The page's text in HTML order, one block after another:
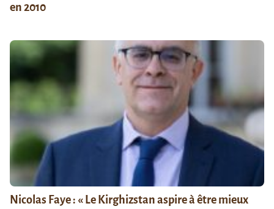
en 2010
Nicolas Faye : « Le Kirghizstan aspire à être mieux